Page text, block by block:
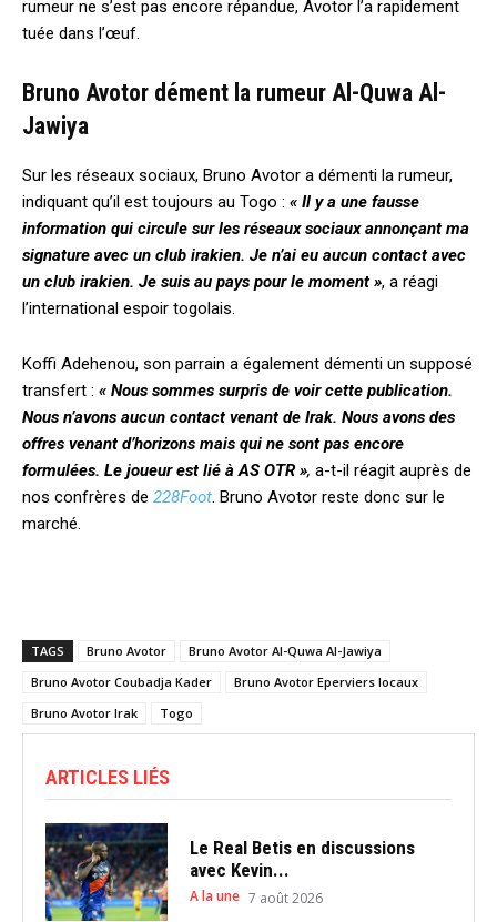
rumeur ne s’est pas encore répandue, Avotor l’a rapidement
tuée dans l’œuf.
Bruno Avotor dément la rumeur Al-Quwa Al-
Jawiya
Sur les réseaux sociaux, Bruno Avotor a démenti la rumeur,
indiquant qu’il est toujours au Togo : « Il y a une fausse
information qui circule sur les réseaux sociaux annonçant ma
signature avec un club irakien. Je n’ai eu aucun contact avec
un club irakien. Je suis au pays pour le moment », a réagi
l’international espoir togolais.
Koffi Adehenou, son parrain a également démenti un supposé
transfert : « Nous sommes surpris de voir cette publication.
Nous n’avons aucun contact venant de Irak. Nous avons des
offres venant d’horizons mais qui ne sont pas encore
formulées. Le joueur est lié à AS OTR », a-t-il réagit auprès de
nos confrères de 228Foot. Bruno Avotor reste donc sur le
marché.
TAGS Bruno Avotor
Bruno Avotor Al-Quwa Al-Jawiya
Bruno Avotor Coubadja Kader
Bruno Avotor Eperviers locaux
Bruno Avotor Irak
Togo
ARTICLES LIÉS
Le Real Betis en discussions
avec Kevin...
A la une 7 août 2026